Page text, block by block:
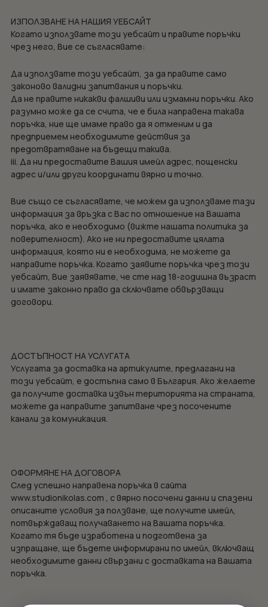
ИЗПОЛЗВАНЕ НА НАШИЯ УЕБСАЙТ
Когато използвате този уебсайт и правите поръчки
чрез него, Вие се съгласявате:
Да използвате този уебсайт, за да правите само
законово валидни запитвания и поръчки.
Да не правите никакви фалшиви или измамни поръчки. Ако
разумно може да се счита, че е била направена такава
поръчка, ние ще имаме право да я отменим и да
предприемем необходимите действия за
предотвратяване на бъдещи такива.
iii. Да ни предоставите Вашия имейл адрес, пощенски
адрес и/или други координати вярно и точно.
Вие също се съгласявате, че можем да използваме тази
информация за връзка с Вас по отношение на Вашата
поръчка, ако е необходимо (вижте нашата политика за
поверителност). Ако не ни предоставите цялата
информация, която ни е необходима, не можете да
направите поръчка. Когато заявите поръчка чрез този
уебсайт, Вие заявявате, че сте над 18-годишна възраст
и имате законно право да сключвате обвързващи
договори.
ДОСТЪПНОСТ НА УСЛУГАТА
Услугата за доставка на артикулите, предлагани на
този уебсайт, е достъпна само в България. Ако желаете
да получите доставка извън територията на страната,
можете да направите запитване чрез посочените
канали за комуникация.
ОФОРМЯНЕ НА ДОГОВОРА
След успешно направена поръчка в сайта
www.studionikolas.com , с вярно посочени данни и спазени
описаните условия за ползване, ще получите имейл,
потвърждаващ получаването на Вашата поръчка.
Когато тя бъде изработена и подготвена за
изпращане, ще бъдете информирани по имейл, включващ
необходимите данни свързани с доставката на Вашата
поръчка.